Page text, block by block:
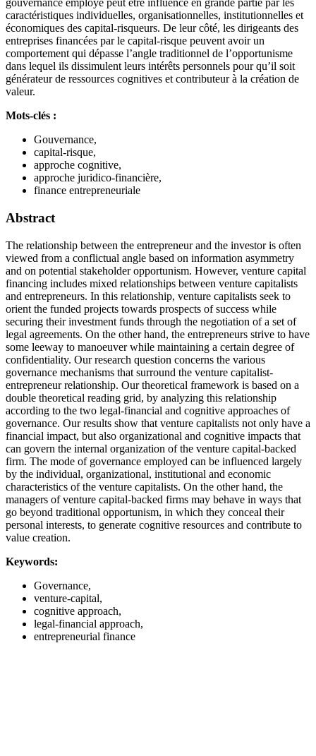
gouvernance employé peut être influencé en grande partie par les
caractéristiques individuelles, organisationnelles, institutionnelles et
économiques des capital-risqueurs. De leur côté, les dirigeants des
entreprises financées par le capital-risque peuvent avoir un
comportement qui dépasse l’angle traditionnel de l’opportunisme
dans lequel ils dissimulent leurs intérêts personnels pour qu’il soit
générateur de ressources cognitives et contributeur à la création de
valeur.
Mots-clés :
Gouvernance,
capital-risque,
approche cognitive,
approche juridico-financière,
finance entrepreneuriale
Abstract
The relationship between the entrepreneur and the investor is often
viewed from a conflictual angle based on information asymmetry
and on potential stakeholder opportunism. However, venture capital
financing includes mixed relationships between venture capitalists
and entrepreneurs. In this relationship, venture capitalists seek to
orient the funded projects towards prospects of success while
securing their investment funds through the negotiation of a set of
legal agreements. On the other hand, the entrepreneurs strive to have
some leeway to manoeuver while maintaining a certain degree of
confidentiality. Our research question concerns the various
governance mechanisms that surround the venture capitalist-
entrepreneur relationship. Our theoretical framework is based on a
double theoretical reading grid, by analyzing this relationship
according to the two legal-financial and cognitive approaches of
governance. Our results show that venture capitalists not only have a
financial impact, but also organizational and cognitive impacts that
can govern the internal organization of the venture capital-backed
firm. The mode of governance employed can be influenced largely
by the individual, organizational, institutional and economic
characteristics of the venture capitalists. On the other hand, the
managers of venture capital-backed firms may behave in ways that
go beyond traditional opportunism, in which they conceal their
personal interests, to generate cognitive resources and contribute to
value creation.
Keywords:
Governance,
venture-capital,
cognitive approach,
legal-financial approach,
entrepreneurial finance